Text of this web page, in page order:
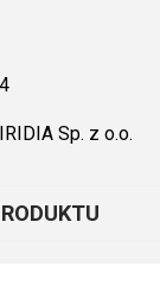
Sp. z o.o.